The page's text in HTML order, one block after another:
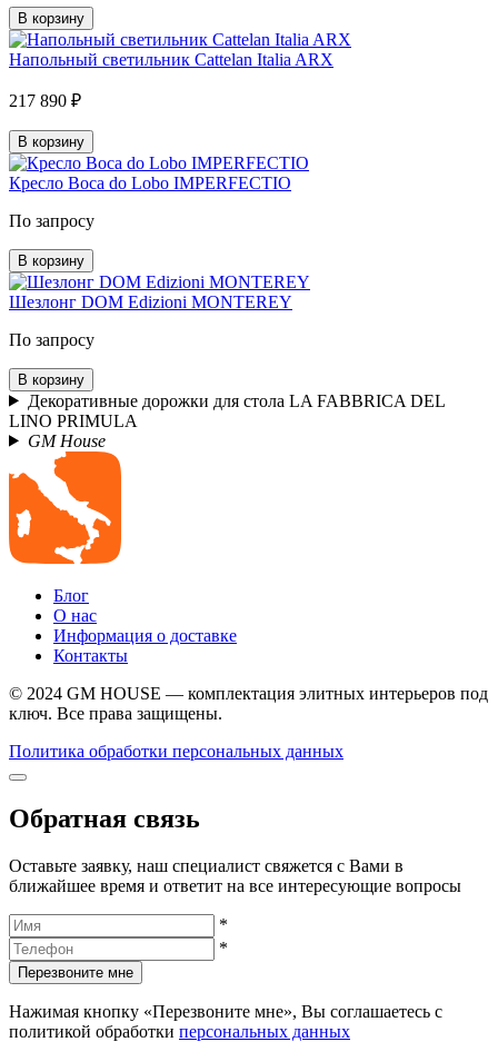
В корзину
Напольный светильник Cattelan Italia ARX
217 890 ₽
В корзину
Кресло Boca do Lobo IMPERFECTIO
По запросу
В корзину
Шезлонг DOM Edizioni MONTEREY
По запросу
В корзину
Декоративные дорожки для стола LA FABBRICA DEL
LINO PRIMULA
GM House
Блог
О нас
Информация о доставке
Контакты
© 2024 GM HOUSE — комплектация элитных интерьеров под
ключ. Все права защищены.
Политика обработки персональных данных
Обратная связь
Оставьте заявку, наш специалист свяжется с Вами в
ближайшее время и ответит на все интересующие вопросы
*
*
Перезвоните мне
Нажимая кнопку «Перезвоните мне», Вы соглашаетесь с
политикой обработки персональных данных